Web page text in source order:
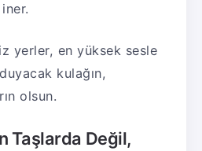
yerler, en yüksek sesle
kulağın,
olsun.
Taşlarda Değil,